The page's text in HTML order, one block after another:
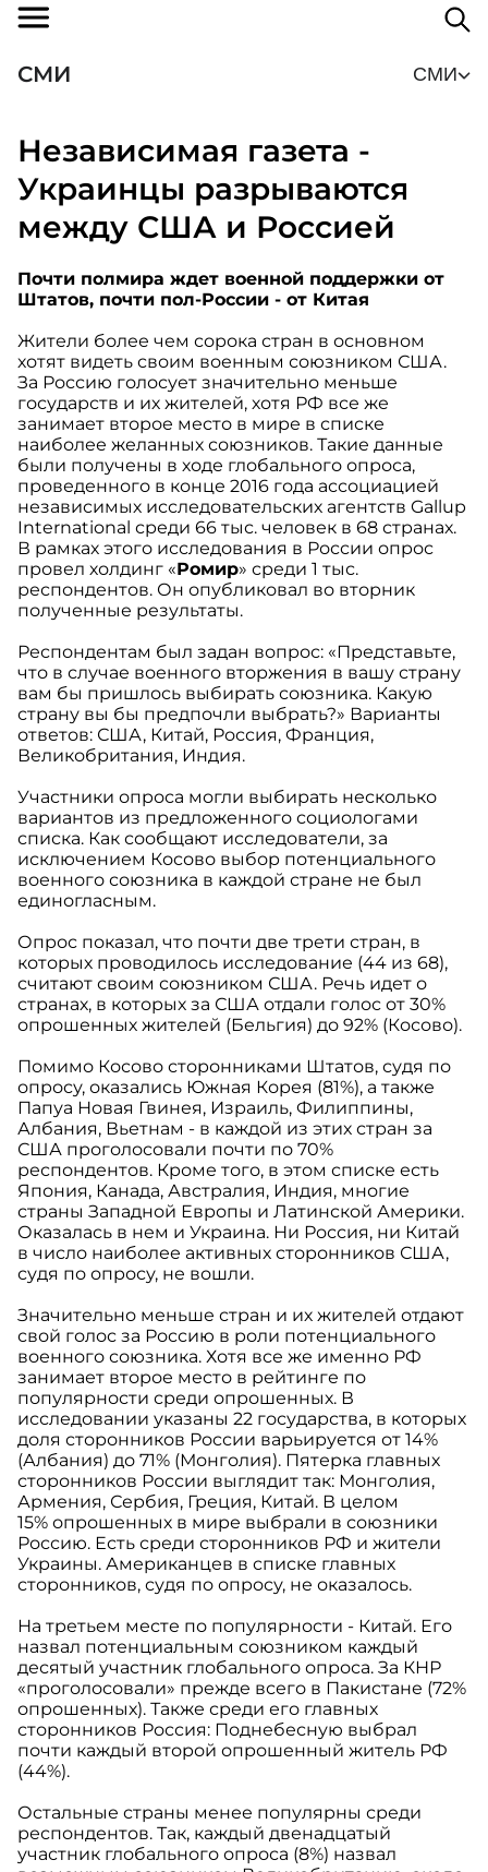
СМИ СМИ
Независимая газета -
Украинцы разрываются
между США и Россией
Почти полмира ждет военной поддержки от
Штатов, почти пол-России - от Китая
Жители более чем сорока стран в основном
хотят видеть своим военным союзником США.
За Россию голосует значительно меньше
государств и их жителей, хотя РФ все же
занимает второе место в мире в списке
наиболее желанных союзников. Такие данные
были получены в ходе глобального опроса,
проведенного в конце 2016 года ассоциацией
независимых исследовательских агентств Gallup
International среди 66 тыс. человек в 68 странах.
В рамках этого исследования в России опрос
провел холдинг «Ромир» среди 1 тыс.
респондентов. Он опубликовал во вторник
полученные результаты.
Респондентам был задан вопрос: «Представьте,
что в случае военного вторжения в вашу страну
вам бы пришлось выбирать союзника. Какую
страну вы бы предпочли выбрать?» Варианты
ответов: США, Китай, Россия, Франция,
Великобритания, Индия.
Участники опроса могли выбирать несколько
вариантов из предложенного социологами
списка. Как сообщают исследователи, за
исключением Косово выбор потенциального
военного союзника в каждой стране не был
единогласным.
Опрос показал, что почти две трети стран, в
которых проводилось исследование (44 из 68),
считают своим союзником США. Речь идет о
странах, в которых за США отдали голос от 30%
опрошенных жителей (Бельгия) до 92% (Косово).
Помимо Косово сторонниками Штатов, судя по
опросу, оказались Южная Корея (81%), а также
Папуа Новая Гвинея, Израиль, Филиппины,
Албания, Вьетнам - в каждой из этих стран за
США проголосовали почти по 70%
респондентов. Кроме того, в этом списке есть
Япония, Канада, Австралия, Индия, многие
страны Западной Европы и Латинской Америки.
Оказалась в нем и Украина. Ни Россия, ни Китай
в число наиболее активных сторонников США,
судя по опросу, не вошли.
Значительно меньше стран и их жителей отдают
свой голос за Россию в роли потенциального
военного союзника. Хотя все же именно РФ
занимает второе место в рейтинге по
популярности среди опрошенных. В
исследовании указаны 22 государства, в которых
доля сторонников России варьируется от 14%
(Албания) до 71% (Монголия). Пятерка главных
сторонников России выглядит так: Монголия,
Армения, Сербия, Греция, Китай. В целом
15% опрошенных в мире выбрали в союзники
Россию. Есть среди сторонников РФ и жители
Украины. Американцев в списке главных
сторонников, судя по опросу, не оказалось.
На третьем месте по популярности - Китай. Его
назвал потенциальным союзником каждый
десятый участник глобального опроса. За КНР
«проголосовали» прежде всего в Пакистане (72%
опрошенных). Также среди его главных
сторонников Россия: Поднебесную выбрал
почти каждый второй опрошенный житель РФ
(44%).
Остальные страны менее популярны среди
респондентов. Так, каждый двенадцатый
участник глобального опроса (8%) назвал